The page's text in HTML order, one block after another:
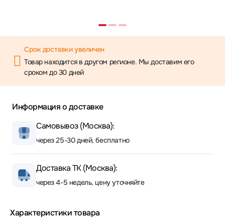
Срок доставки увеличен
Товар находится в другом регионе. Мы доставим его
сроком до 30 дней
Информация о доставке
Самовывоз (Москва):
через 25-30 дней, бесплатно
Доставка ТК (Москва):
через 4-5 недель, цену уточняйте
Характеристики товара